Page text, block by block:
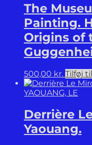
The
Painting.
Origins of
500,00 kr. Tilføj
YAOUANG, LE
Derrière
Yaouang.